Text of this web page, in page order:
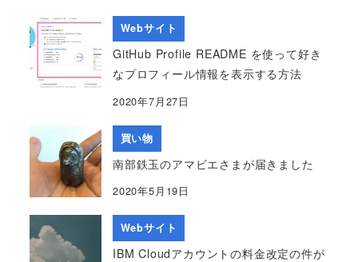
Webサイト
GitHub Profile README を使って好き
なプロフィール情報を表示する方法
2020年7月27日
買い物
南部鉄玉のアマビエさまが届きました
2020年5月19日
Webサイト
IBM Cloudアカウントの料金改定の件が